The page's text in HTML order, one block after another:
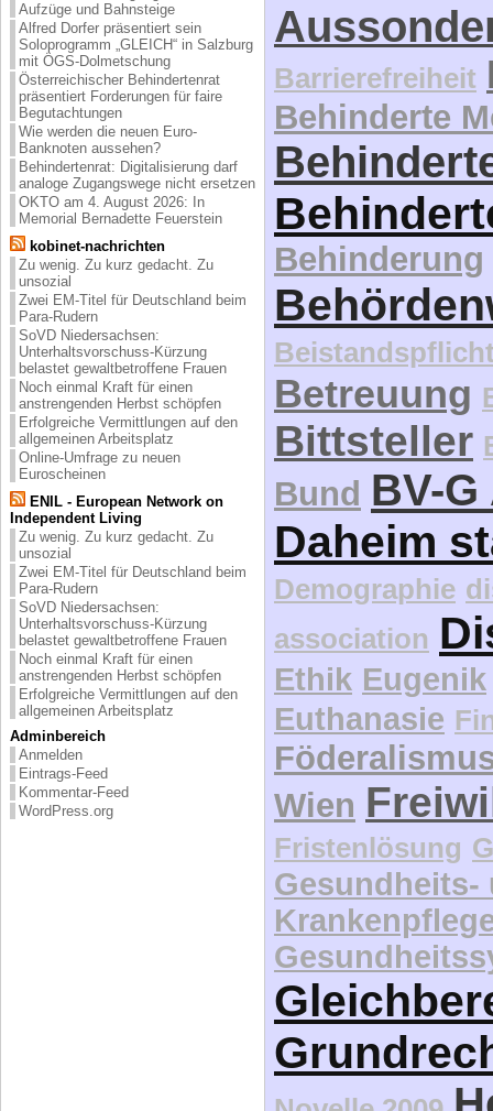
Aufzüge und Bahnsteige
Alfred Dorfer präsentiert sein
Soloprogramm „GLEICH“ in Salzburg
mit ÖGS-Dolmetschung
Österreichischer Behindertenrat
präsentiert Forderungen für faire
Begutachtungen
Wie werden die neuen Euro-
Banknoten aussehen?
Behindertenrat: Digitalisierung darf
analoge Zugangswege nicht ersetzen
OKTO am 4. August 2026: In
Memorial Bernadette Feuerstein
kobinet-nachrichten
Zu wenig. Zu kurz gedacht. Zu
unsozial
Zwei EM-Titel für Deutschland beim
Para-Rudern
SoVD Niedersachsen:
Unterhaltsvorschuss-Kürzung
belastet gewaltbetroffene Frauen
Noch einmal Kraft für einen
anstrengenden Herbst schöpfen
Erfolgreiche Vermittlungen auf den
allgemeinen Arbeitsplatz
Online-Umfrage zu neuen
Euroscheinen
ENIL - European Network on
Independent Living
Zu wenig. Zu kurz gedacht. Zu
unsozial
Zwei EM-Titel für Deutschland beim
Para-Rudern
SoVD Niedersachsen:
Unterhaltsvorschuss-Kürzung
belastet gewaltbetroffene Frauen
Noch einmal Kraft für einen
anstrengenden Herbst schöpfen
Erfolgreiche Vermittlungen auf den
allgemeinen Arbeitsplatz
Adminbereich
Anmelden
Eintrags-Feed
Kommentar-Feed
WordPress.org
Barrierefreiheit
Behinderte
Behinderung
Betreuung
Bittsteller
Bund BV-
Daheim
Demographie
association
Ethik Eugenik
Euthanasie
Wien
Fristenlösung
Gesundheits-